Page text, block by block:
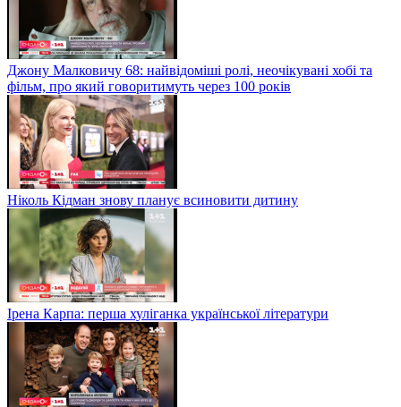
Джону Малковичу 68: найвідоміші ролі, неочікувані хобі та
фільм, про який говоритимуть через 100 років
Ніколь Кідман знову планує всиновити дитину
Ірена Карпа: перша хуліганка української літератури